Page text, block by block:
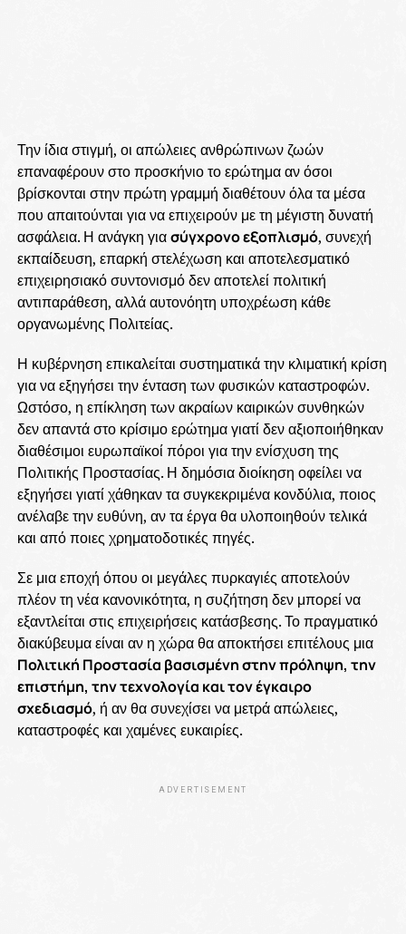
Την ίδια στιγμή, οι απώλειες ανθρώπινων ζωών
επαναφέρουν στο προσκήνιο το ερώτημα αν όσοι
βρίσκονται στην πρώτη γραμμή διαθέτουν όλα τα μέσα
που απαιτούνται για να επιχειρούν με τη μέγιστη δυνατή
ασφάλεια. Η ανάγκη γιασύγχρονο εξοπλισμό, συνεχή
εκπαίδευση, επαρκή στελέχωση και αποτελεσματικό
επιχειρησιακό συντονισμό δεν αποτελεί πολιτική
αντιπαράθεση, αλλά αυτονόητη υποχρέωση κάθε
οργανωμένης Πολιτείας.
Η κυβέρνηση επικαλείται συστηματικά την κλιματική κρίση
για να εξηγήσει την ένταση των φυσικών καταστροφών.
Ωστόσο, η επίκληση των ακραίων καιρικών συνθηκών
δεν απαντά στο κρίσιμο ερώτημα γιατί δεν αξιοποιήθηκαν
διαθέσιμοι ευρωπαϊκοί πόροι για την ενίσχυση της
Πολιτικής Προστασίας. Η δημόσια διοίκηση οφείλει να
εξηγήσει γιατί χάθηκαν τα συγκεκριμένα κονδύλια, ποιος
ανέλαβε την ευθύνη, αν τα έργα θα υλοποιηθούν τελικά
και από ποιες χρηματοδοτικές πηγές.
Σε μια εποχή όπου οι μεγάλες πυρκαγιές αποτελούν
πλέον τη νέα κανονικότητα, η συζήτηση δεν μπορεί να
εξαντλείται στις επιχειρήσεις κατάσβεσης. Το πραγματικό
διακύβευμα είναι αν η χώρα θα αποκτήσει επιτέλους μια
Πολιτική Προστασία βασισμένη στην πρόληψη, την
επιστήμη, την τεχνολογία και τον έγκαιρο
σχεδιασμό, ή αν θα συνεχίσει να μετρά απώλειες,
καταστροφές και χαμένες ευκαιρίες.
ADVERTISEMENT